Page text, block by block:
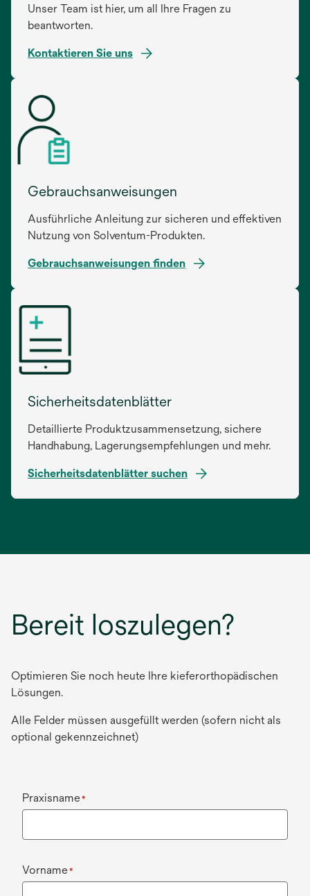
Unser Team ist hier, um all Ihre Fragen zu
beantworten.
Kontaktieren Sie uns
Gebrauchsanweisungen
Ausführliche Anleitung zur sicheren und effektiven
Nutzung von Solventum-Produkten.
Gebrauchsanweisungen finden
wird
in
einer
neuen
Registerkarte
geöffnet
Sicherheitsdatenblätter
Detaillierte Produktzusammensetzung, sichere
Handhabung, Lagerungsempfehlungen und mehr.
Sicherheitsdatenblätter suchen
neuen
Bereit loszulegen?
Optimieren Sie noch heute Ihre kieferorthopädischen
Lösungen.
Alle Felder müssen ausgefüllt werden (sofern nicht als
optional gekennzeichnet)
Praxisname*
Vorname*